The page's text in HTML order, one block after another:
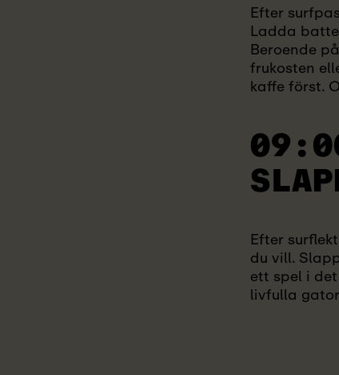
Efter
Ladda
Beroende
frukosten
kaffe först.
Efter
du vill.
ett spel i
livfulla